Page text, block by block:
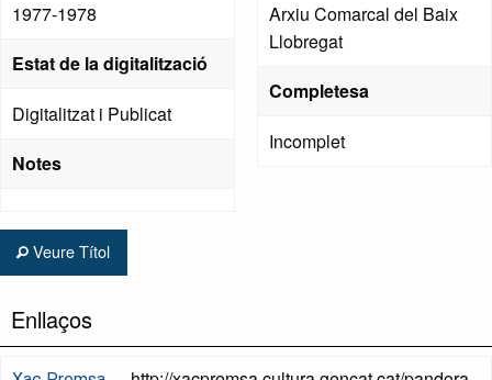
1977-1978
Estat de la digitalització
Digitalitzat i Publicat
Notes
Arxiu Comarcal del Baix
Llobregat
Completesa
Incomplet
Veure Títol
Enllaços